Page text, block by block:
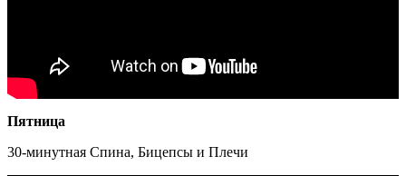
Пятница
30-минутная Спина, Бицепсы и Плечи